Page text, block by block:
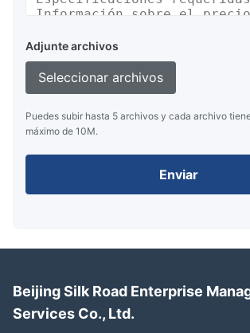
Adjunte archivos
Seleccionar archivos
Puedes subir hasta 5 archivos y cada archivo
máximo de 10M.
Enviar
Beijing Silk Road Enterprise
Services Co., Ltd.